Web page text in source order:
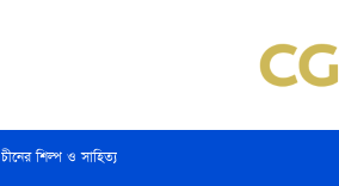
চীনের শিল্প ও সাহিত্য